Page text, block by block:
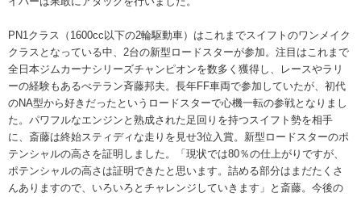
PN1クラス（1600cc以下の2輪駆動車）はこれまでスイフトのワンメイク
クラスとなっている中、2台の新型ロードスターが参加。注目はこれまで
全日本ジムカーナシリーズチャンピオンを数多く獲得し、レースやラリ
ーの経験もあるべテラン斉藤邦夫。長年FF車両で参加していたが、初代
のNA型から好きだったというロードスターで心機一転の参戦となりまし
た。パワフルなエンジンと熟成された足回りを持つスイフト勢を相手
に、斎藤は終始スティディな走りを見せ3位入賞。新型ロードスターのポ
テンシャルの高さを証明しました。「現状では80％の仕上がりですが、
ポテンシャルの高さは証明できたと思います。詰める部分はまだたくさ
んありますので、いろいろとチャレンジしていきます」と斎藤。今後の